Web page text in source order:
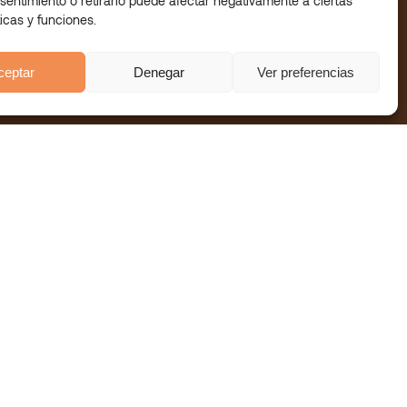
y funciones.
Denegar Ver preferencias